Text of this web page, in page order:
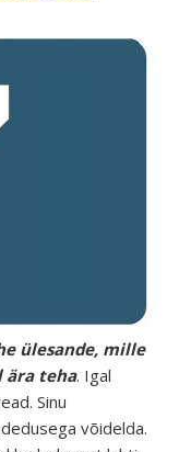
ülesande, mille
ära teha. Igal
Sinu
võidelda.